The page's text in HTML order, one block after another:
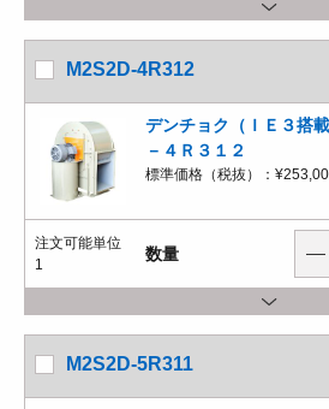
M2S2D-4R312
デンチョク（ＩＥ３搭
－４Ｒ３１２
標準価格（税抜）：
注文可能単位
1
数量
M2S2D-5R311